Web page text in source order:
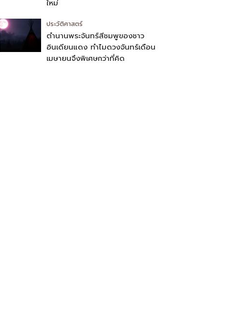
ใหม่
ประวัติศาสตร์
ตำนานพระจันทร์สีชมพูของชาว
อินเดียนแดง ทำไมดวงจันทร์เดือน
เมษายนจึงพิเศษกว่าที่คิด